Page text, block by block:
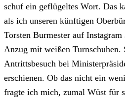
schuf ein geflügeltes Wort. Das
als ich unseren künftigen
Torsten Burmester auf Instagram
Anzug mit weißen Turnschuhen.
Antrittsbesuch bei
erschienen. Ob das nicht ein
fragte ich mich, zumal Wüst für